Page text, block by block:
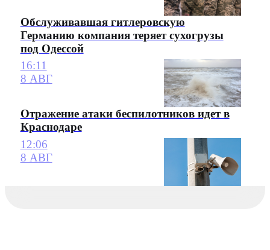
Обслуживавшая гитлеровскую
Германию компания теряет сухогрузы
под Одессой
16:11
8 АВГ
Отражение атаки беспилотников идет в
Краснодаре
12:06
8 АВГ